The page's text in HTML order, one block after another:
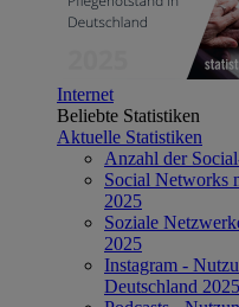
Internet
Beliebte Statistiken
Aktuelle Statistiken
Anzahl der
Social Networks
2025
Soziale
2025
Instagram -
Deutschland 2025